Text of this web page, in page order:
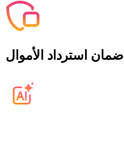
ضمان استرداد الأموال